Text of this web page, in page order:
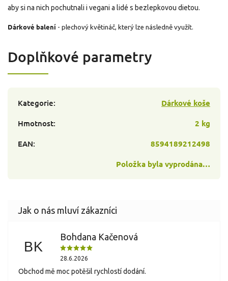
aby si na nich pochutnali i vegani a lidé s bezlepkovou dietou.
Dárkové balení - plechový květináč, který lze následně využít.
Doplňkové parametry
Kategorie:
Dárkové koše
Hmotnost:
2 kg
EAN:
8594189212498
Položka byla vyprodána…
BK
Bohdana Kačenová
28.6.2026
Obchod mě moc potěšil rychlostí dodání.